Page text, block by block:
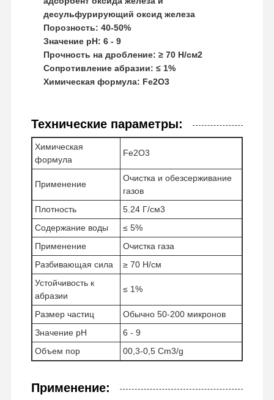
десульфурирующий оксид железа
Порозность: 40-50%
Значение pH: 6 - 9
Прочность на дробление: ≥ 70 Н/см2
Сопротивление абразии: ≤ 1%
Химическая формула: Fe2O3
Технические параметры:
Химическая
формула
Fe2O3
Применение
Очистка и обезсерживание
газов
Плотность
5.24 Г/см3
Содержание воды
≤ 5%
Применение
Очистка газа
Разбивающая сила
≥ 70 Н/см
Устойчивость к
абразии
≤ 1%
Размер частиц
Обычно 50-200 микронов
Значение pH
6 - 9
Объем пор
00,3-0,5 Cm3/g
Применение: